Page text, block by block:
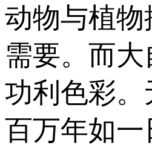
动物与植
需要。而
功利色彩
百万年如